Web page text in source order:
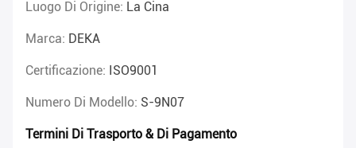
Luogo Di Origine: La Cina
Marca: DEKA
Certificazione: ISO9001
Numero Di Modello: S-9N07
Termini Di Trasporto & Di Pagamento